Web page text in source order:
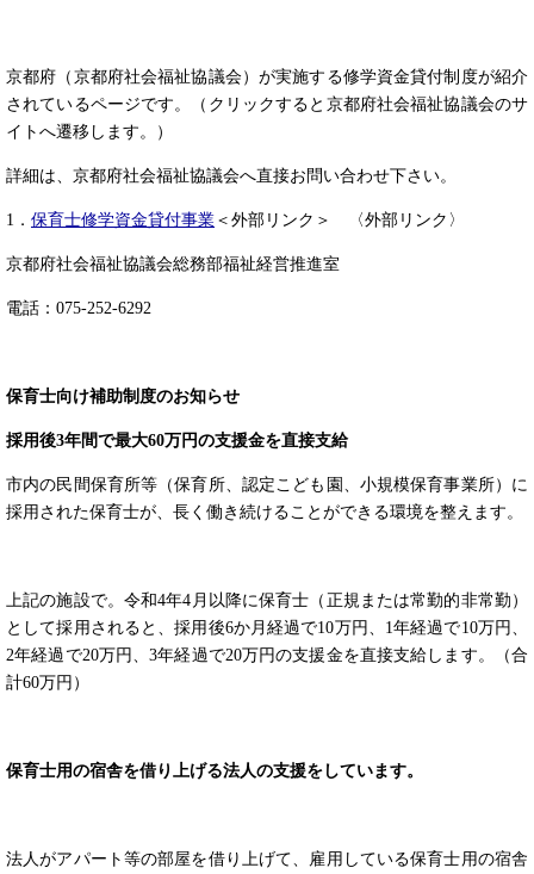
京都府（京都府社会福祉協議会）が実施する修学資金貸付制度が紹介
されているページです。（クリックすると京都府社会福祉協議会のサ
イトへ遷移します。）
詳細は、京都府社会福祉協議会へ直接お問い合わせ下さい。
1． 保育士修学資金貸付事業 ＜外部リンク＞ 〈外部リンク〉
京都府社会福祉協議会総務部福祉経営推進室
電話：075-252-6292
保育士向け補助制度のお知らせ
採用後3年間で最大60万円の支援金を直接支給
市内の民間保育所等（保育所、認定こども園、小規模保育事業所）に
採用された保育士が、長く働き続けることができる環境を整えます。
上記の施設で。令和4年4月以降に保育士（正規または常勤的非常勤）
として採用されると、採用後6か月経過で10万円、1年経過で10万円、
2年経過で20万円、3年経過で20万円の支援金を直接支給します。（合
計60万円）
保育士用の宿舎を借り上げる法人の支援をしています。
法人がアパート等の部屋を借り上げて、雇用している保育士用の宿舎